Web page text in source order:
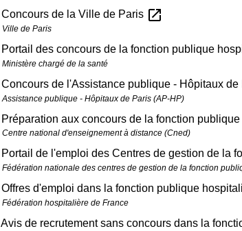
Concours de la Ville de Paris open_in_new
Ville de Paris
Portail des concours de la fonction publique
Ministère chargé de la santé
Concours de l'Assistance publique - Hôpitaux de
Assistance publique - Hôpitaux de Paris (AP-HP)
Préparation aux concours de la fonction publique
Centre national d'enseignement à distance (Cned)
Portail de l'emploi des Centres de gestion de la
Fédération nationale des centres de gestion de la fonction
Offres d'emploi dans la fonction publique
Fédération hospitalière de France
Avis de recrutement sans concours dans la